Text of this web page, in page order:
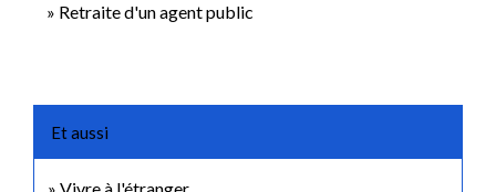
Retraite d'un agent public
Et aussi